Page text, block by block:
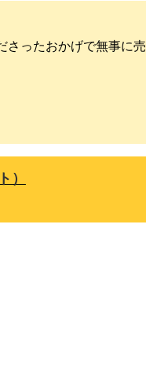
さったおかげで無事に売
）